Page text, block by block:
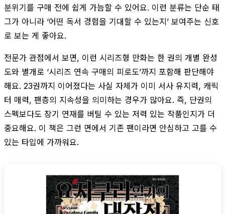
분위기를 구매 전에 쉽게 가늠할 수 있어요. 이런 분류는 단순 태
그가 아니라 ‘어떤 독서 경험을 기대할 수 있는지’ 보여주는 신호
로 보는 게 좋아요.
전문가 관점에서 보면, 이런 시리즈형 만화는 한 권의 개별 완성
도와 별개로 ‘시리즈 연속 구매의 피로도’까지 포함해 판단해야
해요. 23권까지 이어졌다는 사실 자체가 이미 서사 유지력, 캐릭
터 매력, 팬층의 지속성을 의미하는 경우가 많아요. 즉, 단권의
스펙보다도 장기 연재를 버틸 수 있는 저력 있는 작품인지가 더
중요해요. 이 책은 그런 면에서 기존 팬이라면 안심하고 고를 수
있는 타입에 가까워요.